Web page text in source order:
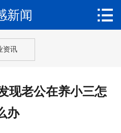
新闻动态
新闻 
资讯
现老公在养小三怎
办